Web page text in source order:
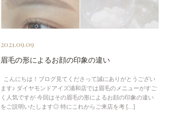
2021.09.09
眉毛の形によるお顔の印象の違い
こんにちは！ブログ見てくださって誠にありがとうござい
ます♪ ダイヤモンドアイズ浦和店では眉毛のメニューがすご
く人気ですが 今回はその眉毛の形によるお顔の印象の違い
をご説明いたします◎ 特にこれからご来店を考 […]